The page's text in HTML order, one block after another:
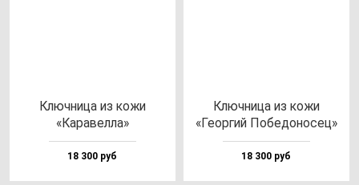
Ключ­ни­ца из ко­жи
«Кара­вел­ла»
18 300 руб
Ключ­ни­ца из ко­жи
«Геор­гий Побе­до­но­сец»
18 300 руб